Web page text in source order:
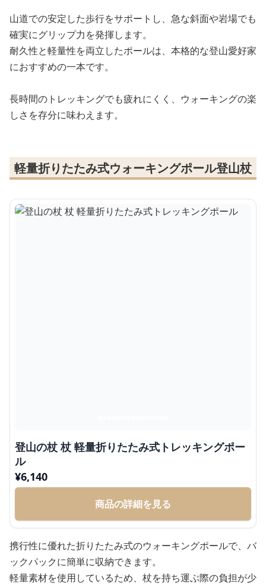
山道での安定した歩行をサポートし、急な斜面や岩場でも
確実にグリップ力を発揮します。
耐久性と軽量性を両立したポールは、本格的な登山愛好家
におすすめの一本です。
長時間のトレッキングでも疲れにくく、ウォーキングの楽
しさを存分に味わえます。
軽量折りたたみ式ウォーキングポール登山杖
登山の杖 杖 軽量折りたたみ式トレッキングポー
ル
¥6,140
商品の詳細を見る
携行性に優れた折りたたみ式のウォーキングポールで、バ
ックパックに簡単に収納できます。
軽量素材を使用しているため、杖を持ち運ぶ際の負担が少